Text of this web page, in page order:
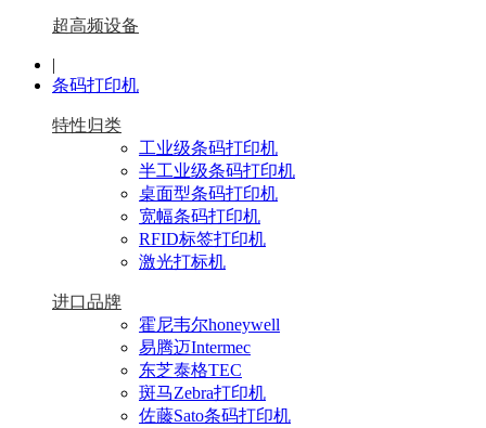
超高频设备
|
条码打印机
特性归类
工业级条码打印机
半工业级条码打印机
桌面型条码打印机
宽幅条码打印机
RFID标签打印机
激光打标机
进口品牌
霍尼韦尔honeywell
易腾迈Intermec
东芝泰格TEC
斑马Zebra打印机
佐藤Sato条码打印机